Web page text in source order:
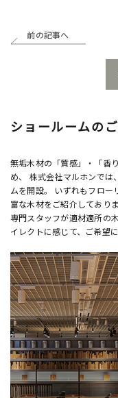
前の記事へ
ショールームの
無垢木材の「質感」・「香
め、 株式会社マルホンでは
ムを開設。 いずれもフロー
富な木材をご紹介しておりま
専門スタッフが適材適所の
イレクトに感じて、ご希望